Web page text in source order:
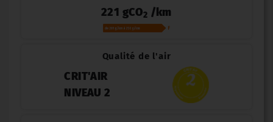
221 gCO2 /km
Qualité de l'air
CRIT'AIR
NIVEAU 2